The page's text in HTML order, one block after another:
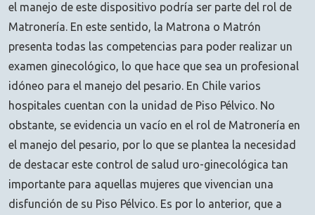
el manejo de este dispositivo podría ser parte del rol de
Matronería. En este sentido, la Matrona o Matrón
presenta todas las competencias para poder realizar un
examen ginecológico, lo que hace que sea un profesional
idóneo para el manejo del pesario. En Chile varios
hospitales cuentan con la unidad de Piso Pélvico. No
obstante, se evidencia un vacío en el rol de Matronería en
el manejo del pesario, por lo que se plantea la necesidad
de destacar este control de salud uro-ginecológica tan
importante para aquellas mujeres que vivencian una
disfunción de su Piso Pélvico. Es por lo anterior, que a